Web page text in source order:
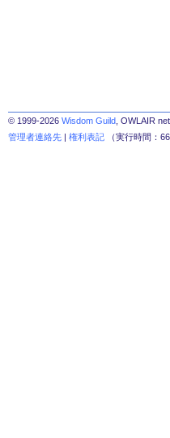
© 1999-2026 Wisdom Guild , OWLAIR
管理者連絡先 | 権利表記 （実行時間：